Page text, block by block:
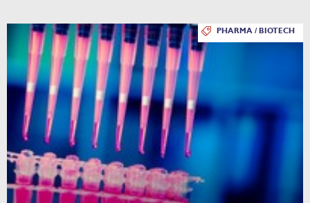
PHARMA / BIOTECH